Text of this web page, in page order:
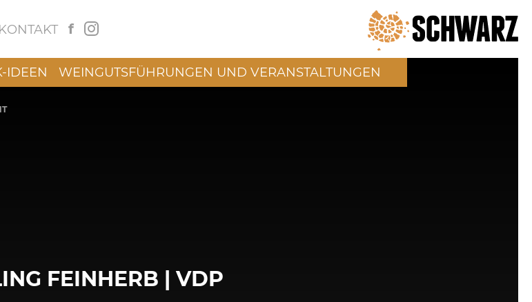
KONTAKT f
IDEEN WEINGUTSFÜHRUNGEN UND VERANSTALTUNGEN
FEINHERB | VDP